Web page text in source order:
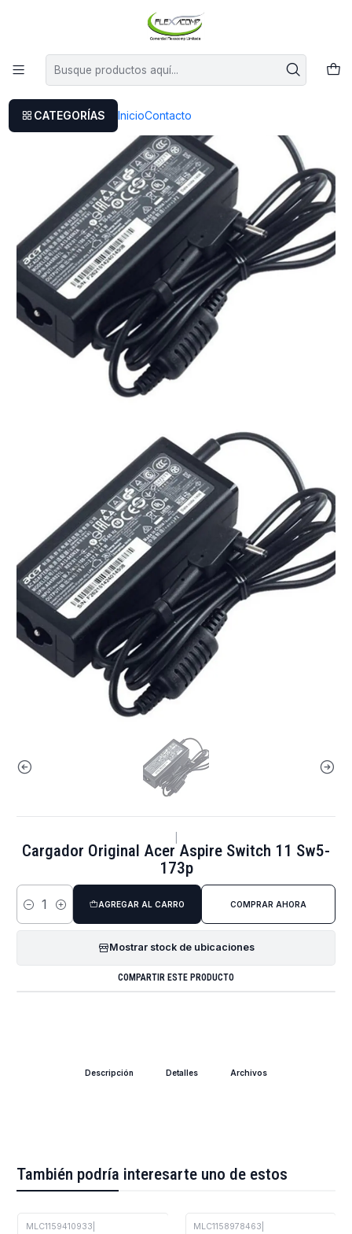
CATEGORÍAS InicioContacto
Este es el texto del slide
Cargador Original Acer Aspire Switch 11 Sw5-
173p
Cantidad
AGREGAR AL CARRO COMPRAR AHORA
Mostrar stock de ubicaciones
COMPARTIR ESTE PRODUCTO
Descripción Detalles Archivos
También podría interesarte uno de estos
MLC1159410933 MLC1158978463